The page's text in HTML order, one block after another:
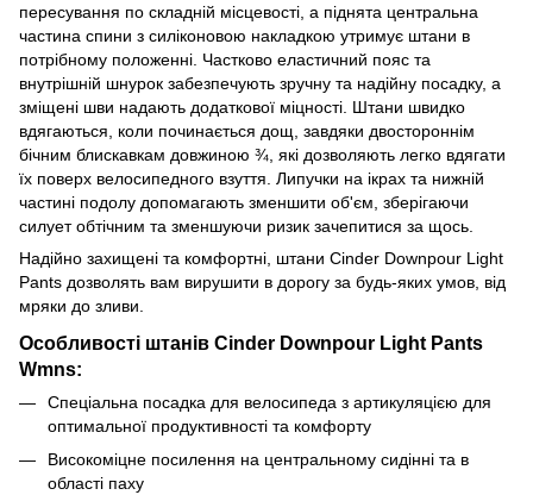
пересування по складній місцевості, а піднята центральна
частина спини з силіконовою накладкою утримує штани в
потрібному положенні. Частково еластичний пояс та
внутрішній шнурок забезпечують зручну та надійну посадку, а
зміщені шви надають додаткової міцності. Штани швидко
вдягаються, коли починається дощ, завдяки двостороннім
бічним блискавкам довжиною ¾, які дозволяють легко вдягати
їх поверх велосипедного взуття. Липучки на ікрах та нижній
частині подолу допомагають зменшити об'єм, зберігаючи
силует обтічним та зменшуючи ризик зачепитися за щось.
Надійно захищені та комфортні, штани Cinder Downpour Light
Pants дозволять вам вирушити в дорогу за будь-яких умов, від
мряки до зливи.
Особливості штанів Cinder Downpour Light Pants
Wmns:
Спеціальна посадка для велосипеда з артикуляцією для
оптимальної продуктивності та комфорту
Високоміцне посилення на центральному сидінні та в
області паху